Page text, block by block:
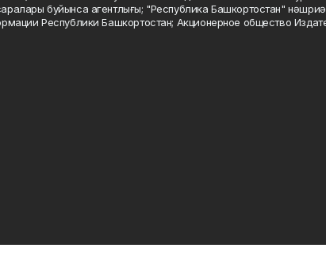
буйынса агентлығы; "Республика Башкортостан"
Республики Башкортостан; Акционерное общество